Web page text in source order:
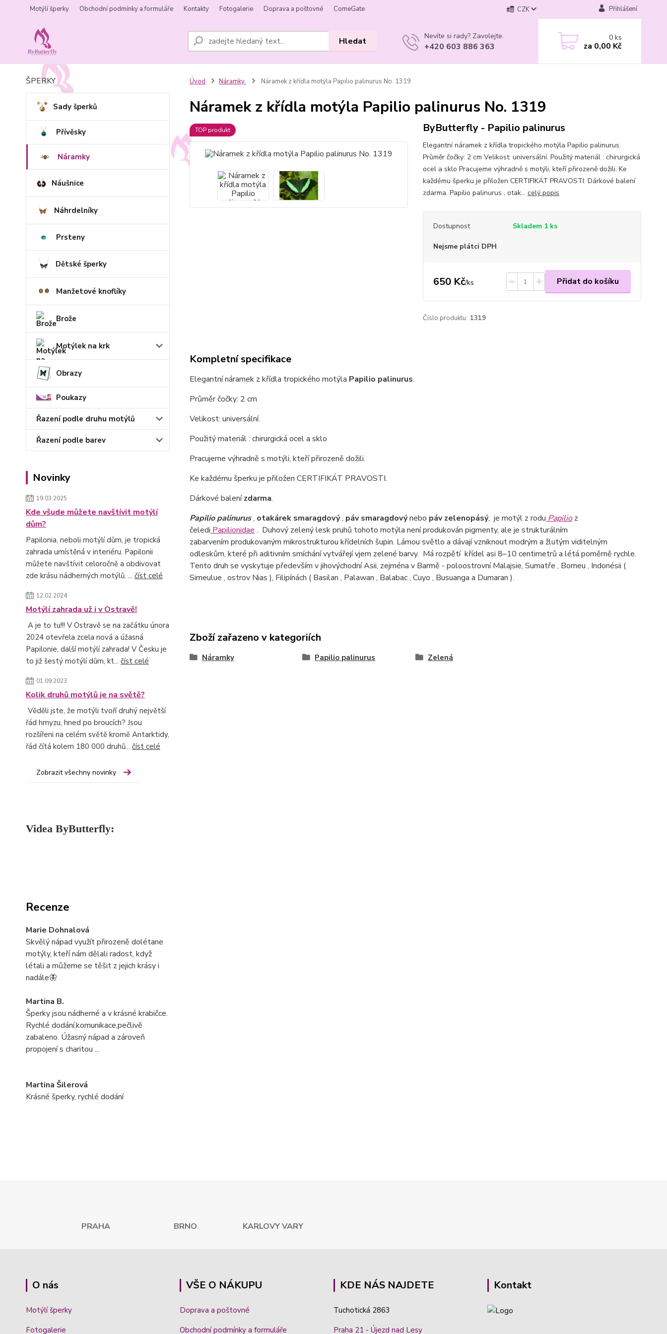
Motýlí šperky Obchodní podmínky a formuláře Kontakty Fotogalerie Doprava a poštovné ComeGate CZK Přihlášení
Hledat Nevíte si rady? Zavolejte.
+420 603 886 363
0ks
za 0,00 Kč
ŠPERKY
Sady šperků
Přívěsky
Náramky
Náušnice
Náhrdelníky
Prsteny
Dětské šperky
Manžetové knoflíky
Brože
Motýlek na krk
Obrazy
Poukazy
Řazení podle druhu motýlů
Řazení podle barev
Novinky
19.03.2025
Kde všude můžete navštívit motýlí
dům?
Papilonia, neboli motýlí dům, je tropická
zahrada umístěná v interiéru. Papilonii
můžete navštívit celoročně a obdivovat
zde krásu nádherných motýlů. ... číst celé
12.02.2024
Motýlí zahrada už i v Ostravě!
A je to tu!!! V Ostravě se na začátku února
2024 otevřela zcela nová a úžasná
Papilonie, další motýlí zahrada! V Česku je
to již šestý motýlí dům, kt... číst celé
01.09.2023
Kolik druhů motýlů je na světě?
Věděli jste, že motýli tvoří druhý největší
řád hmyzu, hned po broucích? Jsou
rozšířeni na celém světě kromě Antarktidy,
řád čítá kolem 180 000 druhů... číst celé
Zobrazit všechny novinky
Videa ByButterfly:
Recenze
Marie Dohnalová
Skvělý nápad využít přirozeně dolétane
motýly, kteří nám dělali radost, když
létali a můžeme se těšit z jejich krásy i
nadále🦋
Martina B.
Šperky jsou nádherné a v krásné krabičce.
Rychlé dodání,komunikace,pečlivĕ
zabaleno. Úžasný nápad a zároveň
propojení s charitou ...
Martina Šilerová
Krásné šperky, rychlé dodání
Úvod Náramky Náramek z křídla motýla Papilio palinurus No. 1319
Náramek z křídla motýla Papilio palinurus No. 1319
TOP produkt ByButterfly - Papilio palinurus
Elegantní náramek z křídla tropického motýla Papilio palinurus.
Průměr čočky: 2 cm Velikost: universální. Použitý materiál : chirurgická
ocel a sklo Pracujeme výhradně s motýli, kteří přirozeně dožili. Ke
každému šperku je přiložen CERTIFIKÁT PRAVOSTI. Dárkové balení
zdarma. Papilio palinurus , otak... celý popis
Dostupnost Skladem 1 ks
Nejsme plátci DPH
650 Kč/ks Přidat do košíku
Číslo produktu: 1319
Kompletní specifikace
Elegantní náramek z křídla tropického motýla Papilio palinurus.
Průměr čočky: 2 cm
Velikost: universální.
Použitý materiál : chirurgická ocel a sklo
Pracujeme výhradně s motýli, kteří přirozeně dožili.
Ke každému šperku je přiložen CERTIFIKÁT PRAVOSTI.
Dárkové balenízdarma.
Papilio palinurus, otakárek smaragdový, páv smaragdovýnebo páv zelenopásý, je motýl z rodu Papilioz
čeledi Papilionidae . Duhový zelený lesk pruhů tohoto motýla není produkován pigmenty, ale je strukturálním
zabarvením produkovaným mikrostrukturou křídelních šupin. Lámou světlo a dávají vzniknout modrým a žlutým viditelným
odleskům, které při aditivním smíchání vytvářejí vjem zelené barvy. Má rozpětí křídel asi 8–10 centimetrů a létá poměrně rychle.
Tento druh se vyskytuje především v jihovýchodní Asii, zejména v Barmě - poloostrovní Malajsie, Sumatře , Borneu , Indonésii (
Simeulue , ostrov Nias ), Filipínách ( Basilan , Palawan , Balabac , Cuyo , Busuanga a Dumaran ).
Zboží zařazeno v kategoriích
Náramky Papilio palinurus Zelená
PRAHA BRNO KARLOVY VARY
O nás
Motýlí šperky
Fotogalerie
VŠE O NÁKUPU
Doprava a poštovné
Obchodní podmínky a formuláře
KDE NÁS NAJDETE
Tuchotická 2863
Praha 21 - Újezd nad Lesy
Kontakt